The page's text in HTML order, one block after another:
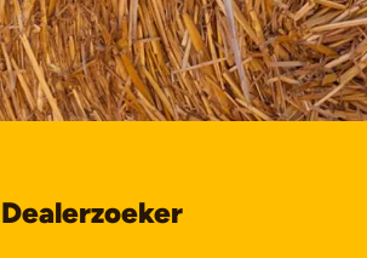
Dealerzoeker